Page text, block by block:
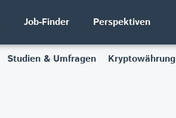
Job-Finder Perspektiven
Studien & Umfragen Kryptowährung